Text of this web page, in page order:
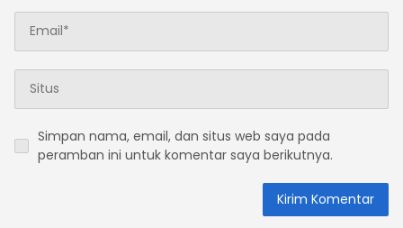
Simpan nama, email, dan situs web saya pada
peramban ini untuk komentar saya berikutnya.